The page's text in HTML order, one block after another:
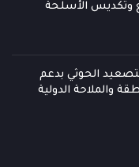
وتكديس الأسلحة
الحوثي بدعم
والملاحة الدولية